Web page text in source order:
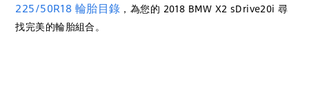
225/50R18 輪胎目錄 ，為您的 2018 BMW X2 sDrive20i 尋
找完美的輪胎組合。